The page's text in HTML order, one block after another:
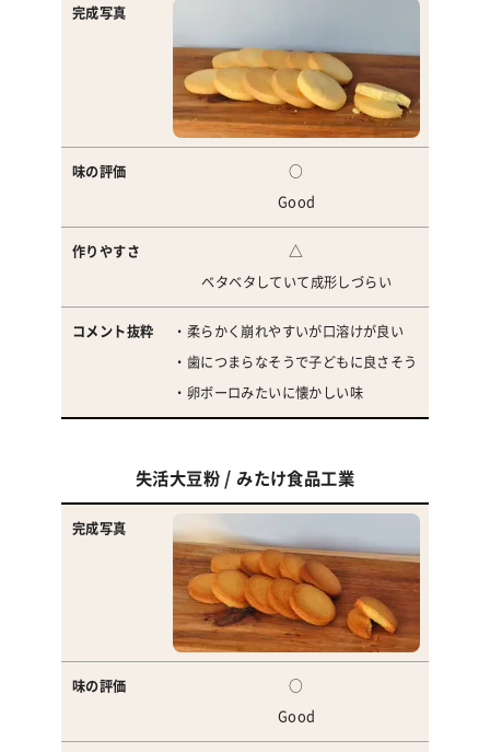
○
Good
△
ベタベタしていて成形しづらい
・柔らかく崩れやすいが口溶けが良い
・歯につまらなそうで子どもに良さそう
・卵ボーロみたいに懐かしい味
失活大豆粉 / みたけ食品工業
○
Good